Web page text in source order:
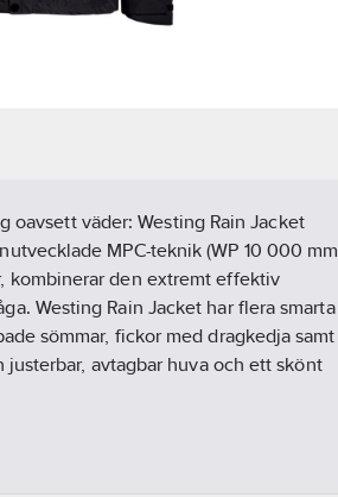
väder: Westing Rain Jacket
MPC-teknik (WP 10 000 mm
kombinerar den extremt effektiv
Westing Rain Jacket har flera smarta
sömmar, fickor med dragkedja samt
avtagbar huva och ett skönt